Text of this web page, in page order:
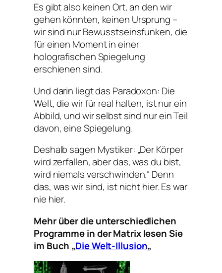
Es gibt also keinen Ort, an den wir
gehen könnten, keinen Ursprung –
wir sind nur Bewusstseinsfunken, die
für einen Moment in einer
holografischen Spiegelung
erschienen sind.
Und darin liegt das Paradoxon: Die
Welt, die wir für real halten, ist nur ein
Abbild, und wir selbst sind nur ein Teil
davon, eine Spiegelung.
Deshalb sagen Mystiker: „Der Körper
wird zerfallen, aber das, was du bist,
wird niemals verschwinden.“ Denn
das, was wir sind, ist nicht hier. Es war
nie hier.
Mehr über die unterschiedlichen
Programme in der Matrix lesen Sie
im Buch „Die Welt-Illusion„